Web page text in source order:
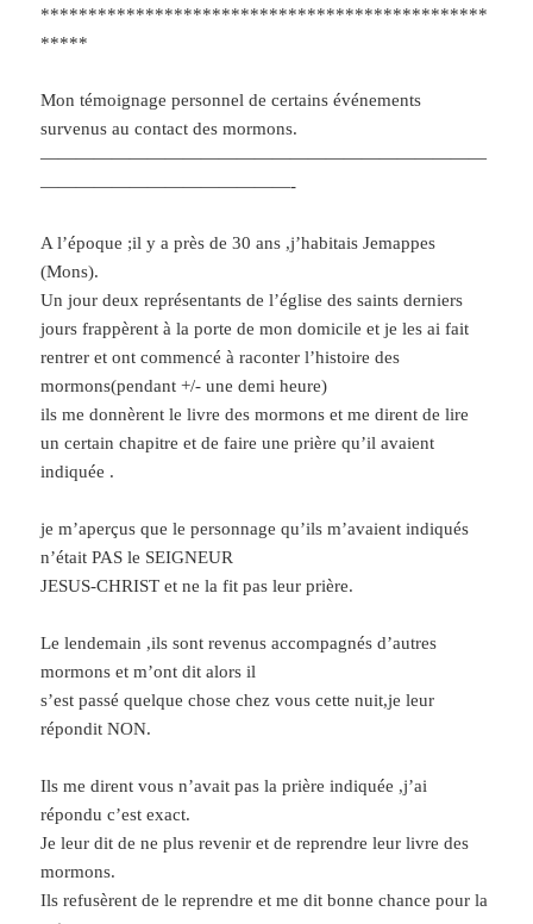
***********************************************
*****
Mon témoignage personnel de certains événements
survenus au contact des mormons.
—————————————————————————
——————————————-
A l’époque ;il y a près de 30 ans ,j’habitais Jemappes
(Mons).
Un jour deux représentants de l’église des saints derniers
jours frappèrent à la porte de mon domicile et je les ai fait
rentrer et ont commencé à raconter l’histoire des
mormons(pendant +/- une demi heure)
ils me donnèrent le livre des mormons et me dirent de lire
un certain chapitre et de faire une prière qu’il avaient
indiquée .
je m’aperçus que le personnage qu’ils m’avaient indiqués
n’était PAS le SEIGNEUR
JESUS-CHRIST et ne la fit pas leur prière.
Le lendemain ,ils sont revenus accompagnés d’autres
mormons et m’ont dit alors il
s’est passé quelque chose chez vous cette nuit,je leur
répondit NON.
Ils me dirent vous n’avait pas la prière indiquée ,j’ai
répondu c’est exact.
Je leur dit de ne plus revenir et de reprendre leur livre des
mormons.
Ils refusèrent de le reprendre et me dit bonne chance pour la